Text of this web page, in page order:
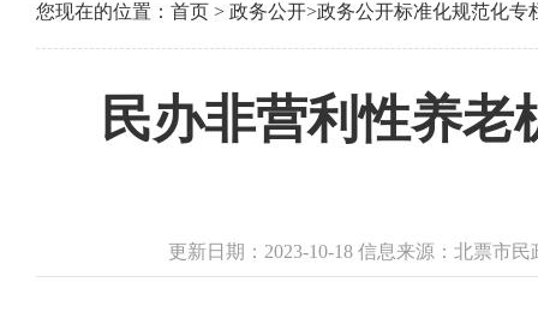
您现在的位置： 首页 > 政务公开>政务公开标准化规范化专
民办非营利性养老
更新日期：2023-10-18 信息来源：北票市